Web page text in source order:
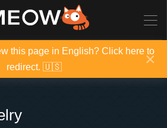
this page in English? Click here to
redirect. 🇺🇸
×